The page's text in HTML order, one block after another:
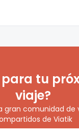
para tu
viaje?
gran comunidad de
de Viatik